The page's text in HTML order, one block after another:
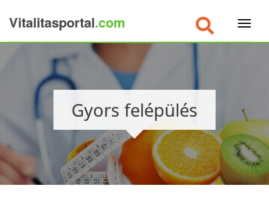
Vitalitasportal.com
Gyors felépülés
×